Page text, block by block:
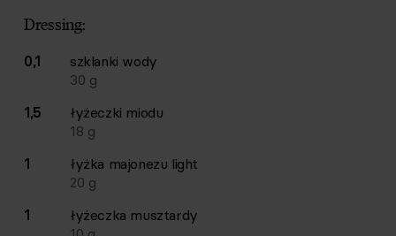
Dressing:
0,1 szklanki wody
30 g
1,5
łyżeczki miodu
18 g
1
łyżka majonezu light
20 g
1
łyżeczka musztardy